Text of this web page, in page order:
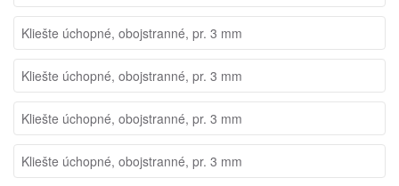
Kliešte úchopné, obojstranné, pr. 3 mm
Kliešte úchopné, obojstranné, pr. 3 mm
Kliešte úchopné, obojstranné, pr. 3 mm
Kliešte úchopné, obojstranné, pr. 3 mm